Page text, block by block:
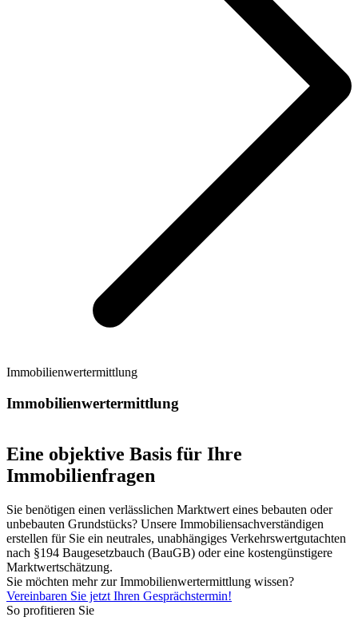
Immobilienwertermittlung
Immobilienwertermittlung
Eine objektive Basis für Ihre
Immobilienfragen
Sie benötigen einen verlässlichen Marktwert eines bebauten oder
unbebauten Grundstücks? Unsere Immobiliensachverständigen
erstellen für Sie ein neutrales, unabhängiges Verkehrswertgutachten
nach §194 Baugesetzbauch (BauGB) oder eine kostengünstigere
Marktwertschätzung.
Sie möchten mehr zur Immobilienwertermittlung wissen?
Vereinbaren Sie jetzt Ihren Gesprächstermin!
So profitieren Sie